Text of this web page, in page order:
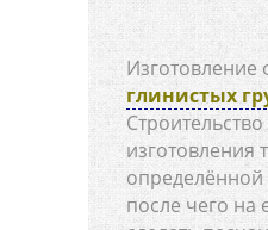
Изготовление
глинистых
изготовления
определённой
после чего на